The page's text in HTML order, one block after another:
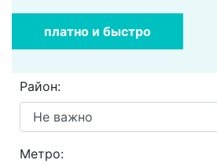
платно и быстро
Район:
Метро: